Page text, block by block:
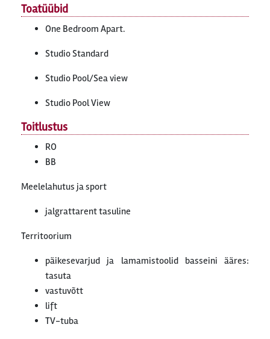
Toatüübid
One Bedroom Apart.
Studio Standard
Studio Pool/Sea view
Studio Pool View
Toitlustus
RO
BB
Meelelahutus ja sport
jalgrattarent tasuline
Territoorium
päikesevarjud ja lamamistoolid basseini ääres:
tasuta
vastuvõtt
lift
TV-tuba